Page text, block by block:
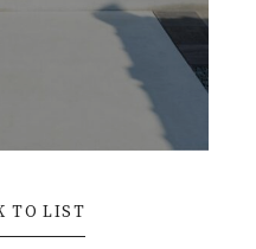
資料請求
来場予約
TO LIST